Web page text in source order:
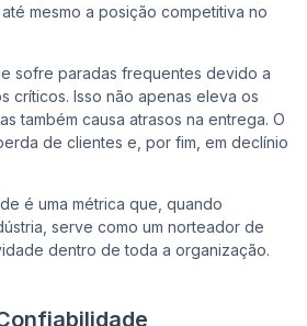
mesmo a posição competitiva no
sofre paradas frequentes devido a
críticos. Isso não apenas eleva os
também causa atrasos na entrega. O
de clientes e, por fim, em declínio
é uma métrica que, quando
serve como um norteador de
dentro de toda a organização.